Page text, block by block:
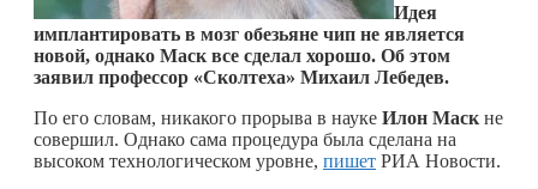
Идея
имплантировать в мозг обезьяне чип не является
новой, однако Маск все сделал хорошо. Об этом
заявил профессор «Сколтеха» Михаил Лебедев.
По его словам, никакого прорыва в науке Илон Маск не
совершил. Однако сама процедура была сделана на
высоком технологическом уровне, пишет РИА Новости.